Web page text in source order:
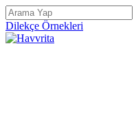
Dilekçe Örnekleri